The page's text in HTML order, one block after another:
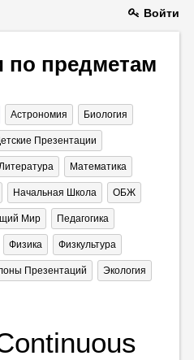
Войти
по предметам
Астрономия Биология
Презентации
Математика
Начальная Школа ОБЖ
Мир Педагогика
Физика Физкультура
Презентаций Экология